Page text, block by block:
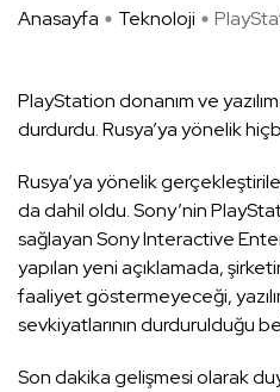
Anasayfa Teknoloji
PlayStation donanım ve
durdurdu. Rusya’ya yönelik
Rusya’ya yönelik
da dahil oldu. Sony’nin
sağlayan Sony Interactive
yapılan yeni açıklamada,
faaliyet göstermeyeceği,
sevkiyatlarının durdurulduğu
Son dakika gelişmesi olarak